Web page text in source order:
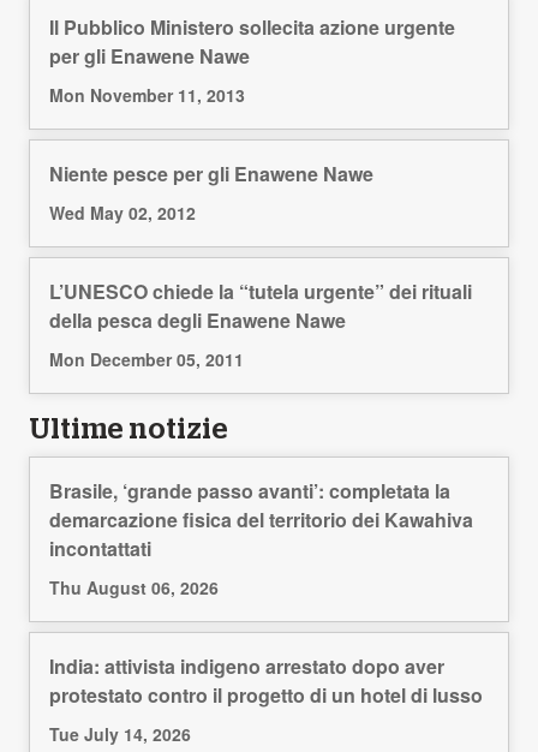
Il Pubblico Ministero sollecita azione urgente
per gli Enawene Nawe
Mon November 11, 2013
Niente pesce per gli Enawene Nawe
Wed May 02, 2012
L’UNESCO chiede la “tutela urgente” dei rituali
della pesca degli Enawene Nawe
Mon December 05, 2011
Ultime notizie
Brasile, ‘grande passo avanti’: completata la
demarcazione fisica del territorio dei Kawahiva
incontattati
Thu August 06, 2026
India: attivista indigeno arrestato dopo aver
protestato contro il progetto di un hotel di lusso
Tue July 14, 2026